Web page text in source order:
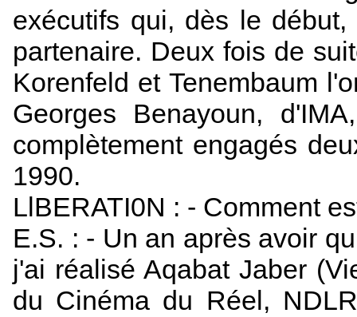
exécutifs qui, dès le
partenaire. Deux fois de
Korenfeld et Tenembaum
Georges Benayoun,
complètement engagés
1990.
LlBERATI0N : - Comment
E.S. : - Un an après avoir
j'ai réalisé Aqabat Jaber
du Cinéma du Réel,